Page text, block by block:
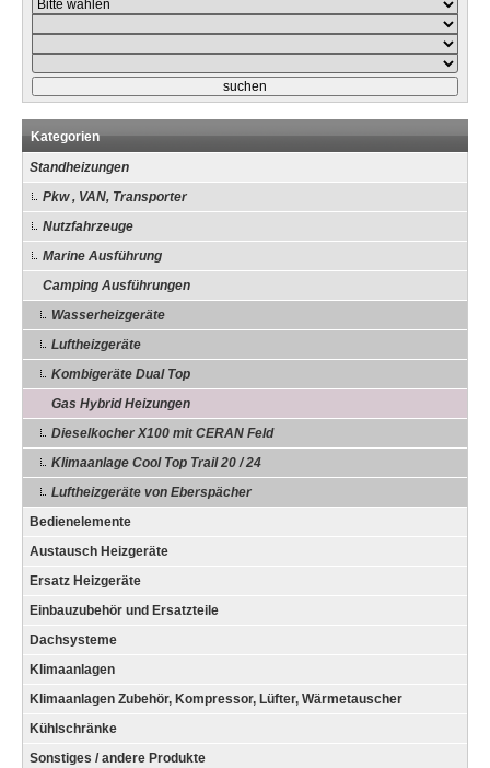
Kategorien
Standheizungen
Pkw , VAN, Transporter
Nutzfahrzeuge
Marine Ausführung
Camping Ausführungen
Wasserheizgeräte
Luftheizgeräte
Kombigeräte Dual Top
Gas Hybrid Heizungen
Dieselkocher X100 mit CERAN Feld
Klimaanlage Cool Top Trail 20 / 24
Luftheizgeräte von Eberspächer
Bedienelemente
Austausch Heizgeräte
Ersatz Heizgeräte
Einbauzubehör und Ersatzteile
Dachsysteme
Klimaanlagen
Klimaanlagen Zubehör, Kompressor, Lüfter, Wärmetauscher
Kühlschränke
Sonstiges / andere Produkte